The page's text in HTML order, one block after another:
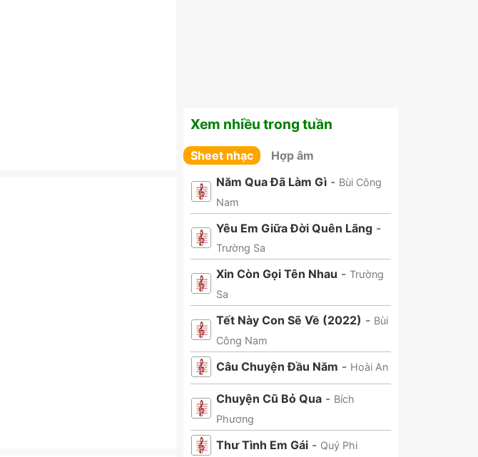
Xem nhiều trong tuần
Sheet nhạc
Hợp âm
Năm Qua Đã Làm Gì - Bùi Công
Nam
Yêu Em Giữa Đời Quên Lãng -
Trường Sa
Xin Còn Gọi Tên Nhau - Trường
Sa
Tết Này Con Sẽ Về (2022) - Bùi
Công Nam
Câu Chuyện Đầu Năm - Hoài An
Chuyện Cũ Bỏ Qua - Bích
Phương
Thư Tình Em Gái - Quý Phi